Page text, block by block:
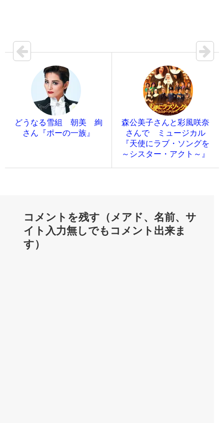
どうなる雪組 朝美 絢
さん『ポーの一族』
森公美子さんと彩風咲奈
さんで ミュージカル
『天使にラブ・ソングを
～シスター・アクト～』
コメントを残す（メアド、名前、サ
イト入力無しでもコメント出来ま
す）